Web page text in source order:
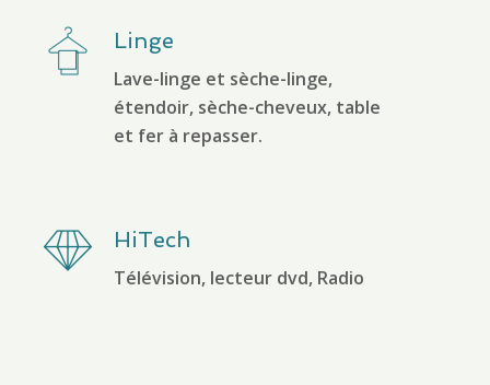
Linge
Lave-linge et sèche-linge,
étendoir, sèche-cheveux, table
et fer à repasser.
HiTech
Télévision, lecteur dvd, Radio